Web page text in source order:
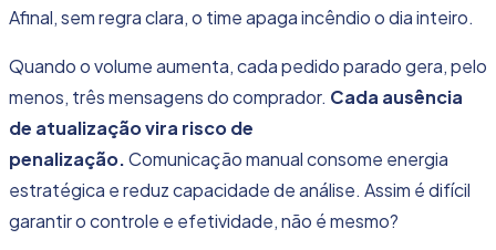
Afinal, sem regra clara, o time apaga incêndio o dia inteiro.
Quando o volume aumenta, cada pedido parado gera, pelo
menos, três mensagens do comprador. Cada ausência
de atualização vira risco de
penalização.Comunicação manual consome energia
estratégica e reduz capacidade de análise. Assim é difícil
garantir o controle e efetividade, não é mesmo?